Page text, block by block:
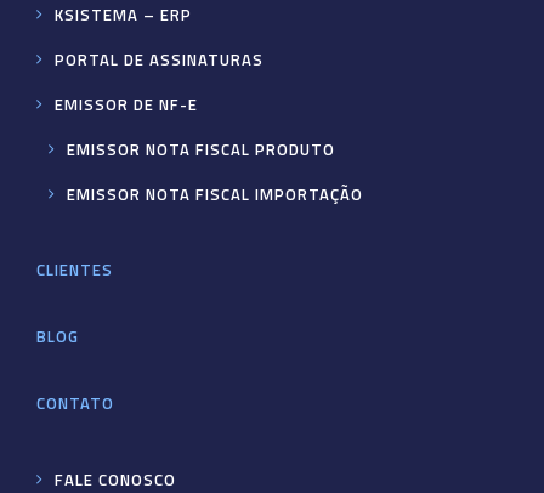
KSISTEMA – ERP
PORTAL DE ASSINATURAS
EMISSOR DE NF-E
EMISSOR NOTA FISCAL PRODUTO
EMISSOR NOTA FISCAL IMPORTAÇÃO
CLIENTES
BLOG
CONTATO
FALE CONOSCO